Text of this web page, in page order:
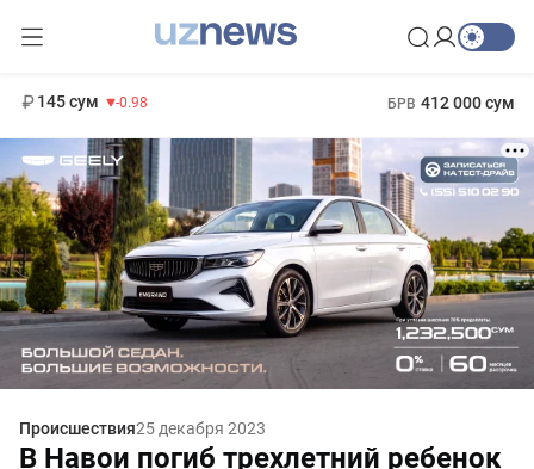
145 сум -0.98 БРВ 412 000 сум
Происшествия25 декабря 2023
В Навои погиб трехлетний ребенок